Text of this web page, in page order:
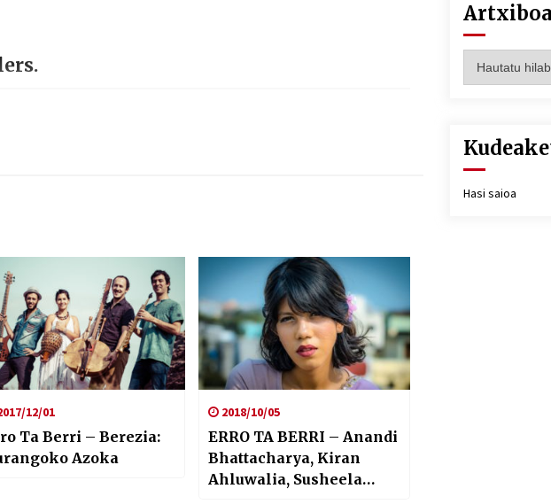
12/01
Ta Berri – Berezia:
Azoka
2018/10/05
ERRO TA BERRI – Anandi
Bhattacharya, Kiran
Ahluwalia, Susheela
Artxiboa
Hasi saioa